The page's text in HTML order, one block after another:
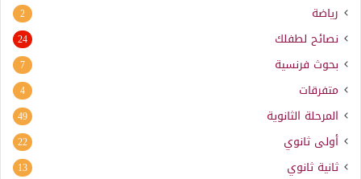
رياضة 2
نصائح لطفلك 24
بحوث فرنسية 7
متفرقات 4
المرحلة الثانوية 49
أولى ثانوي 22
ثانية ثانوي 13